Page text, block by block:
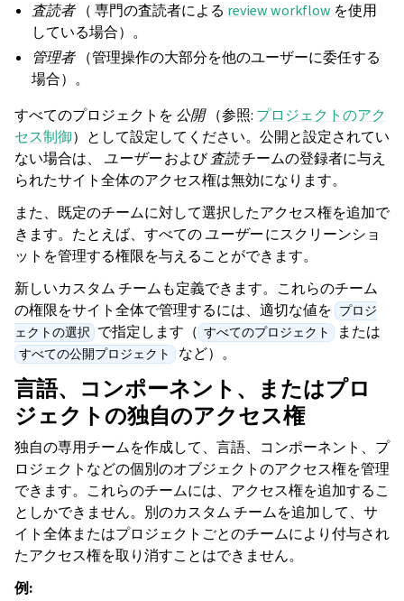
査読者（ 専門の査読者による review workflow を使用
している場合）。
管理者（管理操作の大部分を他のユーザーに委任する
場合）。
すべてのプロジェクトを 公開（参照: プロジェクトのアク
セス制御）として設定してください。公開と設定されてい
ない場合は、 ユーザーおよび査読チームの登録者に与え
られたサイト全体のアクセス権は無効になります。
また、既定のチームに対して選択したアクセス権を追加で
きます。たとえば、すべてのユーザーにスクリーンショ
ットを管理する権限を与えることができます。
新しいカスタム チームも定義できます。これらのチーム
の権限をサイト全体で管理するには、適切な値を プロジ
ェクトの選択 で指定します（ すべてのプロジェクト または
すべての公開プロジェクト など）。
言語、コンポーネント、またはプロ
ジェクトの独自のアクセス権
独自の専用チームを作成して、言語、コンポーネント、プ
ロジェクトなどの個別のオブジェクトのアクセス権を管理
できます。これらのチームには、アクセス権を追加するこ
としかできません。別のカスタム チームを追加して、サ
イト全体またはプロジェクトごとのチームにより付与され
たアクセス権を取り消すことはできません。
例: